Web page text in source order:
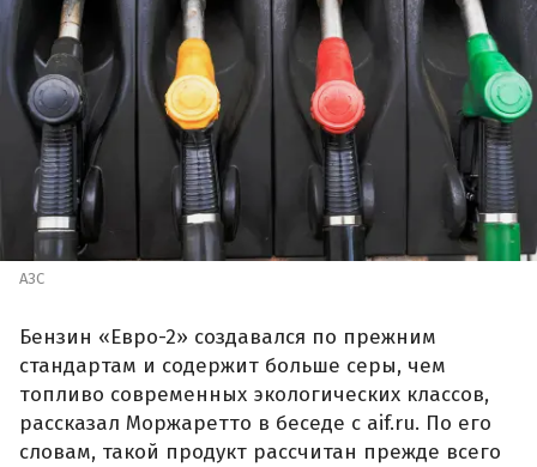
АЗС
Бензин «Евро-2» создавался по прежним
стандартам и содержит больше серы, чем
топливо современных экологических классов,
рассказал Моржаретто в беседе с aif.ru. По его
словам, такой продукт рассчитан прежде всего